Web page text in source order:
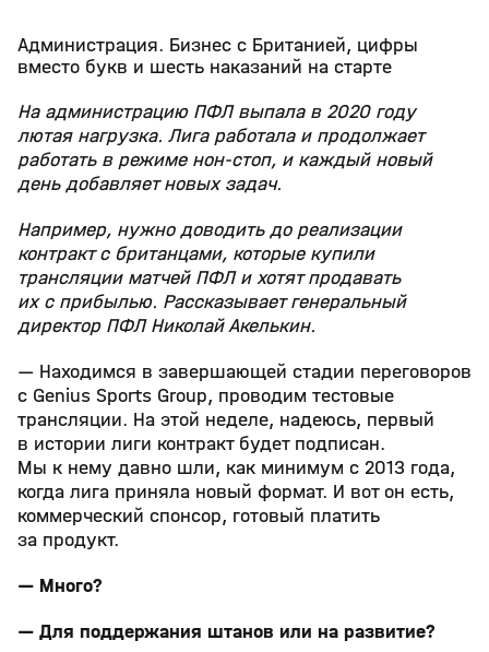
Администрация. Бизнес с Британией, цифры
вместо букв и шесть наказаний на старте
На администрацию ПФЛ выпала в 2020 году
лютая нагрузка. Лига работала и продолжает
работать в режиме нон-стоп, и каждый новый
день добавляет новых задач.
Например, нужно доводить до реализации
контракт с британцами, которые купили
трансляции матчей ПФЛ и хотят продавать
их с прибылью. Рассказывает генеральный
директор ПФЛ Николай Акелькин.
— Находимся в завершающей стадии переговоров
с Genius Sports Group, проводим тестовые
трансляции. На этой неделе, надеюсь, первый
в истории лиги контракт будет подписан.
Мы к нему давно шли, как минимум с 2013 года,
когда лига приняла новый формат. И вот он есть,
коммерческий спонсор, готовый платить
за продукт.
— Много?
— Для поддержания штанов или на развитие?